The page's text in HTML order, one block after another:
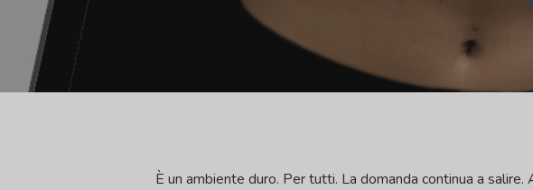
È un ambiente duro. Per tutti. La domanda continua a